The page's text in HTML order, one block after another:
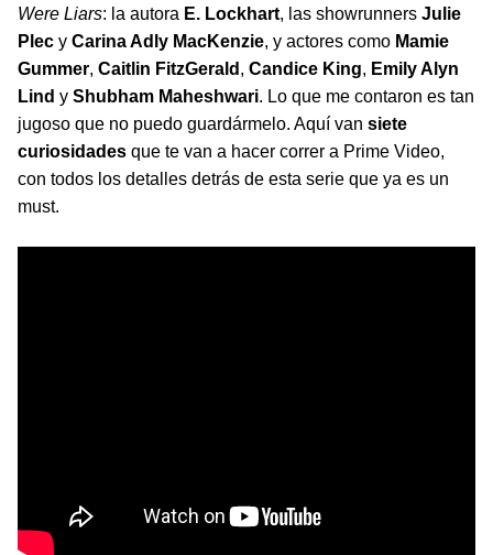
Were Liars: la autora E. Lockhart, las showrunners Julie
Plec y Carina Adly MacKenzie, y actores como Mamie
Gummer, Caitlin FitzGerald , Candice King, Emily Alyn
Lind y Shubham Maheshwari. Lo que me contaron es tan
jugoso que no puedo guardármelo. Aquí van siete
curiosidades que te van a hacer correr a Prime Video,
con todos los detalles detrás de esta serie que ya es un
must.